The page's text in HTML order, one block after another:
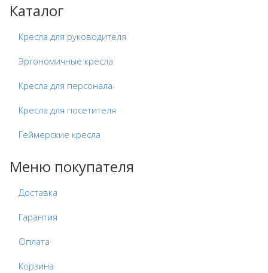
Каталог
Кресла для руководителя
Эргономичные кресла
Кресла для персонала
Кресла для посетителя
Геймерские кресла
Меню покупателя
Доставка
Гарантия
Оплата
Корзина